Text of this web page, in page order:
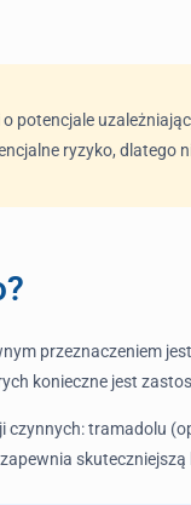
potencjale
ryzyko, dlatego
przeznaczeniem
konieczne jest
czynnych: tramadolu
zapewnia